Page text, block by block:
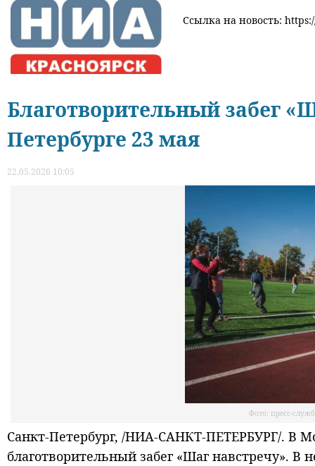
Ссылка на новость:
Благотворительный забег
Петербурге 23 мая
22.05.2026 10:05
Фото: пресс-
Санкт-Петербург, /НИА-САНКТ-ПЕТЕРБУРГ/. В
благотворительный забег «Шаг навстречу».